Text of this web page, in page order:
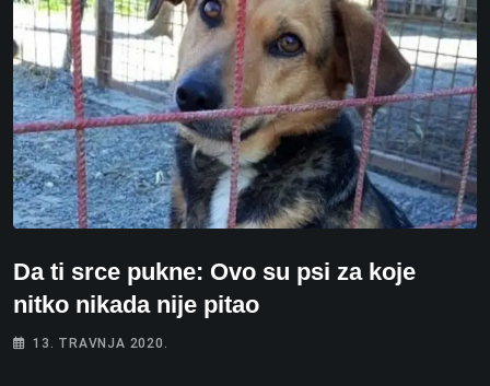
Da ti srce pukne: Ovo su psi za koje
nitko nikada nije pitao
13. TRAVNJA 2020.